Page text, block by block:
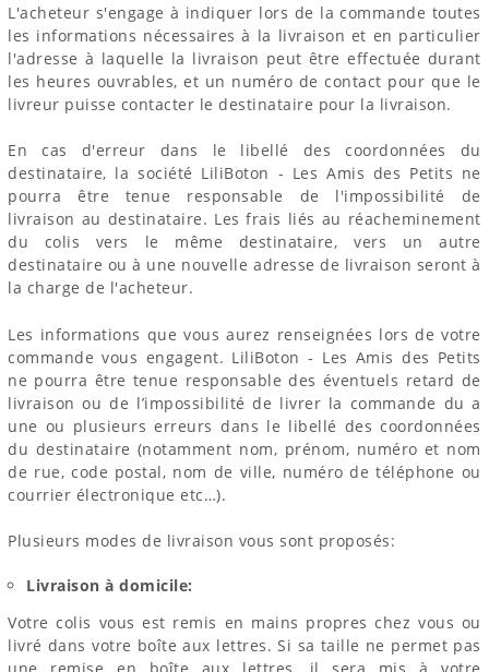
L'acheteur s'engage à indiquer lors de la commande toutes
les informations nécessaires à la livraison et en particulier
l'adresse à laquelle la livraison peut être effectuée durant
les heures ouvrables, et un numéro de contact pour que le
livreur puisse contacter le destinataire pour la livraison.
En cas d'erreur dans le libellé des coordonnées du
destinataire, la société LiliBoton - Les Amis des Petits ne
pourra être tenue responsable de l'impossibilité de
livraison au destinataire. Les frais liés au réacheminement
du colis vers le même destinataire, vers un autre
destinataire ou à une nouvelle adresse de livraison seront à
la charge de l'acheteur.
Les informations que vous aurez renseignées lors de votre
commande vous engagent. LiliBoton - Les Amis des Petits
ne pourra être tenue responsable des éventuels retard de
livraison ou de l’impossibilité de livrer la commande du a
une ou plusieurs erreurs dans le libellé des coordonnées
du destinataire (notamment nom, prénom, numéro et nom
de rue, code postal, nom de ville, numéro de téléphone ou
courrier électronique etc…).
Plusieurs modes de livraison vous sont proposés:
Livraison à domicile:
Votre colis vous est remis en mains propres chez vous ou
livré dans votre boîte aux lettres. Si sa taille ne permet pas